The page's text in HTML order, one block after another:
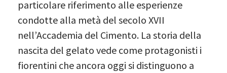
particolare riferimento alle esperienze
condotte alla metà del secolo XVII
nell’Accademia del Cimento. La storia della
nascita del gelato vede come protagonisti i
fiorentini che ancora oggi si distinguono a